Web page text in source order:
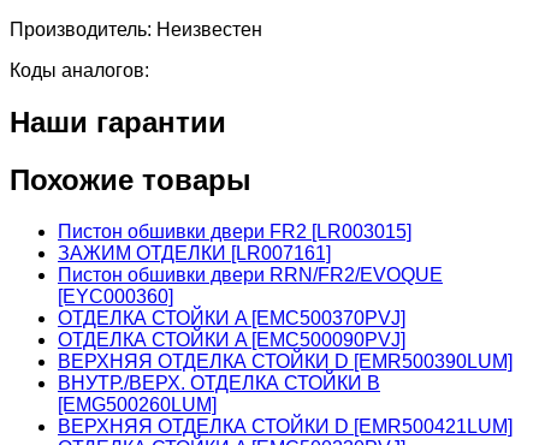
Производитель: Неизвестен
Коды аналогов:
Наши гарантии
Похожие товары
Пистон обшивки двери FR2 [LR003015]
ЗАЖИМ ОТДЕЛКИ [LR007161]
Пистон обшивки двери RRN/FR2/EVOQUE
[EYC000360]
ОТДЕЛКА СТОЙКИ A [EMC500370PVJ]
ОТДЕЛКА СТОЙКИ A [EMC500090PVJ]
ВЕРХНЯЯ ОТДЕЛКА СТОЙКИ D [EMR500390LUM]
ВНУТР./ВЕРХ. ОТДЕЛКА СТОЙКИ B
[EMG500260LUM]
ВЕРХНЯЯ ОТДЕЛКА СТОЙКИ D [EMR500421LUM]